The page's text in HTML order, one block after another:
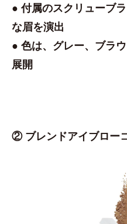
● 付属のスクリューブ
な眉を演出
● 色は、グレー、ブラ
展開
② ブレンドアイブロー